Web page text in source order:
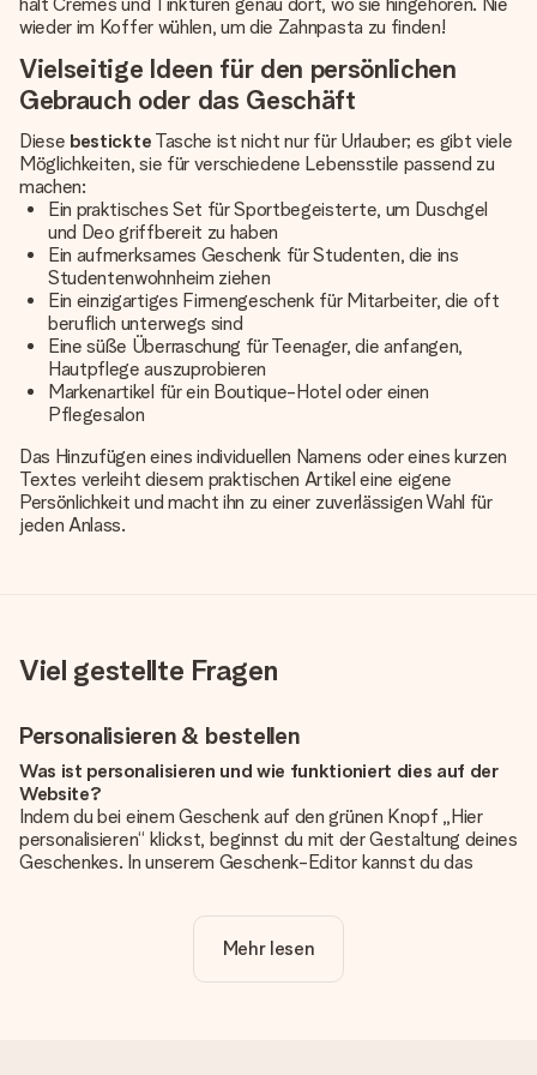
wieder im Koffer wühlen, um die Zahnpasta zu finden!
Vielseitige Ideen für den persönlichen
Gebrauch oder das Geschäft
Diese bestickte Tasche ist nicht nur für Urlauber; es gibt viele
Möglichkeiten, sie für verschiedene Lebensstile passend zu
machen:
Ein praktisches Set für Sportbegeisterte, um Duschgel
und Deo griffbereit zu haben
Ein aufmerksames Geschenk für Studenten, die ins
Studentenwohnheim ziehen
Ein einzigartiges Firmengeschenk für Mitarbeiter, die oft
beruflich unterwegs sind
Eine süße Überraschung für Teenager, die anfangen,
Hautpflege auszuprobieren
Markenartikel für ein Boutique-Hotel oder einen
Pflegesalon
Das Hinzufügen eines individuellen Namens oder eines kurzen
Textes verleiht diesem praktischen Artikel eine eigene
Persönlichkeit und macht ihn zu einer zuverlässigen Wahl für
jeden Anlass.
Viel gestellte Fragen
Personalisieren & bestellen
Was ist personalisieren und wie funktioniert dies auf der
Website?
Indem du bei einem Geschenk auf den grünen Knopf „Hier
personalisieren“ klickst, beginnst du mit der Gestaltung deines
Geschenkes. In unserem Geschenk-Editor kannst du das
noch eines unserer angebotenen Designs, um deinem
Geschenk die perfekte Ausstrahlung zu verleihen.
Mehr lesen